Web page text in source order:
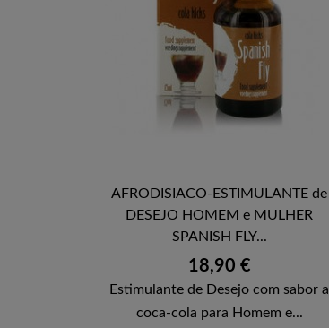
VISTA RÁPIDA
AFRODISIACO-ESTIMULANTE de
DESEJO HOMEM e MULHER
SPANISH FLY...
Preço
18,90 €
Estimulante de Desejo com sabor a
coca-cola para Homem e...